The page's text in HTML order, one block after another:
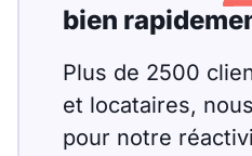
bien
Plus de 2500
et locataires,
pour notre